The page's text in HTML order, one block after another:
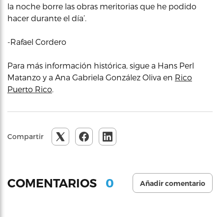
la noche borre las obras meritorias que he podido
hacer durante el día’.
-Rafael Cordero
Para más información histórica, sigue a Hans Perl
Matanzo y a Ana Gabriela González Oliva en Rico
Puerto Rico.
Compartir
COMENTARIOS 0 Añadir comentario